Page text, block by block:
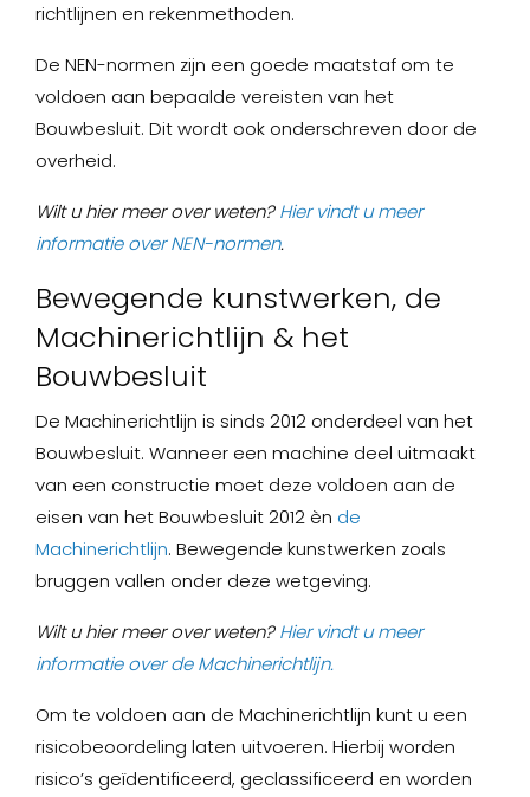
richtlijnen en rekenmethoden.
De NEN-normen zijn een goede maatstaf om te
voldoen aan bepaalde vereisten van het
Bouwbesluit. Dit wordt ook onderschreven door de
overheid.
Wilt u hier meer over weten?Hier vindt u meer
informatie over NEN-normen.
Bewegende kunstwerken, de
Machinerichtlijn & het
Bouwbesluit
De Machinerichtlijn is sinds 2012 onderdeel van het
Bouwbesluit. Wanneer een machine deel uitmaakt
van een constructie moet deze voldoen aan de
eisen van het Bouwbesluit 2012 èn de
Machinerichtlijn. Bewegende kunstwerken zoals
bruggen vallen onder deze wetgeving.
Wilt u hier meer over weten?Hier vindt u meer
informatie over de Machinerichtlijn.
Om te voldoen aan de Machinerichtlijn kunt u een
risicobeoordeling laten uitvoeren. Hierbij worden
risico’s geïdentificeerd, geclassificeerd en worden